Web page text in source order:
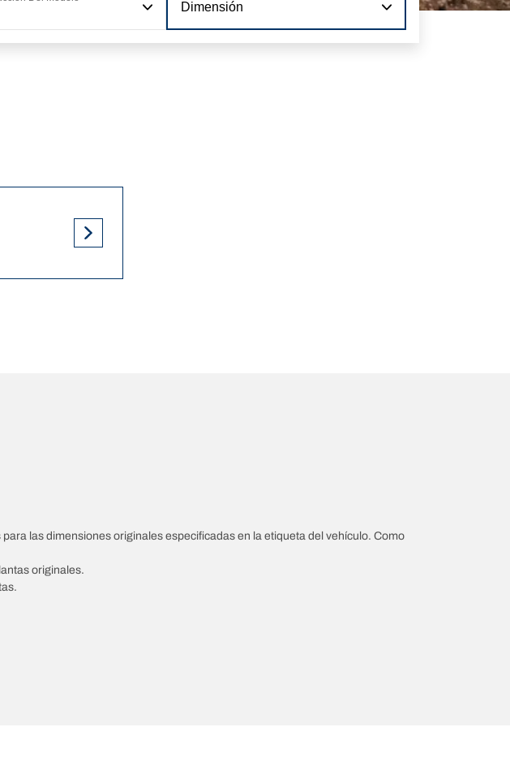
Dimensión
las dimensiones originales especificadas en la etiqueta del vehículo. Como
originales.